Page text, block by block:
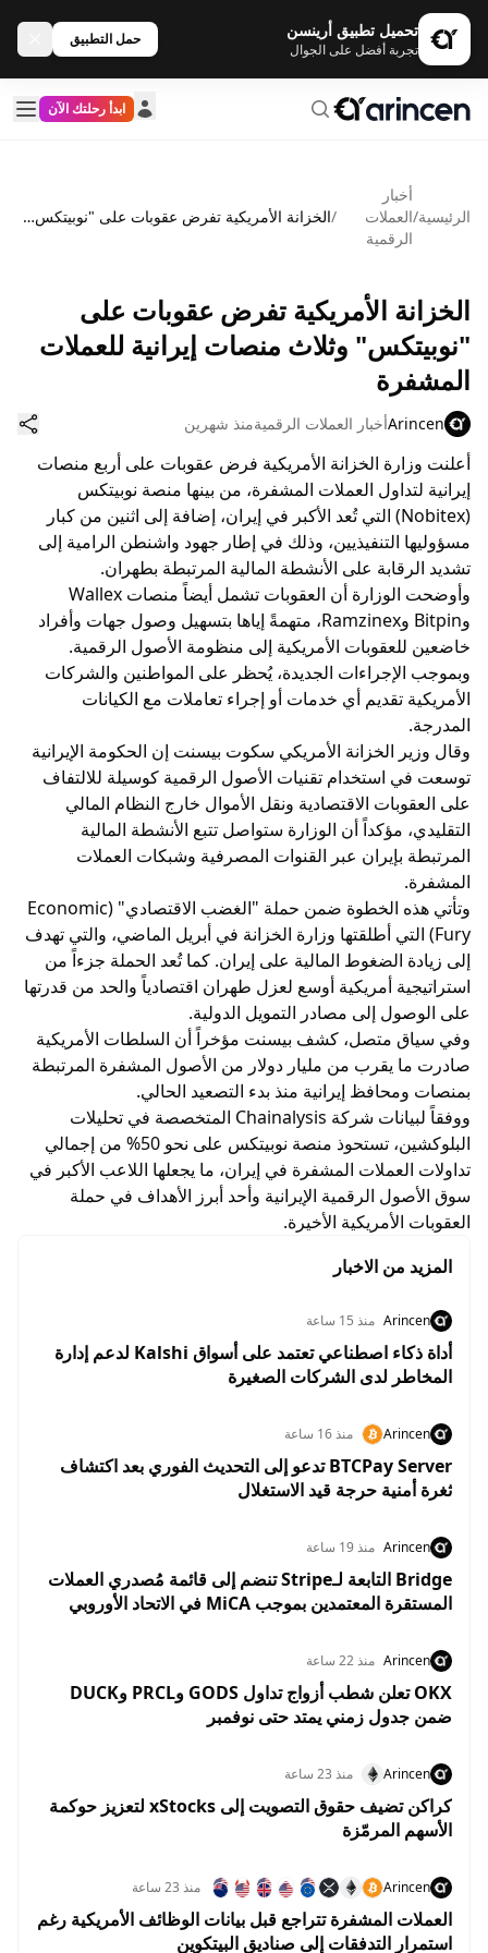
تحميل تطبيق أرينسن
تجربة أفضل على الجوال
حمل التطبيق
ابدأ رحلتك الآن
الرئيسية/
أخبار
العملات
الرقمية
/ الخزانة الأمريكية تفرض عقوبات على "نوبيتكس" وثلاث منصات إيرانية للعملات المشفرة
الخزانة الأمريكية تفرض عقوبات على
"نوبيتكس" وثلاث منصات إيرانية للعملات
المشفرة
Arincenأخبار العملات الرقميةمنذ شهرين
أعلنت وزارة الخزانة الأمريكية فرض عقوبات على أربع منصات
إيرانية لتداول العملات المشفرة، من بينها منصة نوبيتكس
(Nobitex) التي تُعد الأكبر في إيران، إضافة إلى اثنين من كبار
مسؤوليها التنفيذيين، وذلك في إطار جهود واشنطن الرامية إلى
تشديد الرقابة على الأنشطة المالية المرتبطة بطهران.
وأوضحت الوزارة أن العقوبات تشمل أيضاً منصات Wallex
وBitpin وRamzinex، متهمةً إياها بتسهيل وصول جهات وأفراد
خاضعين للعقوبات الأمريكية إلى منظومة الأصول الرقمية.
وبموجب الإجراءات الجديدة، يُحظر على المواطنين والشركات
الأمريكية تقديم أي خدمات أو إجراء تعاملات مع الكيانات
المدرجة.
وقال وزير الخزانة الأمريكي سكوت بيسنت إن الحكومة الإيرانية
توسعت في استخدام تقنيات الأصول الرقمية كوسيلة للالتفاف
على العقوبات الاقتصادية ونقل الأموال خارج النظام المالي
التقليدي، مؤكداً أن الوزارة ستواصل تتبع الأنشطة المالية
المرتبطة بإيران عبر القنوات المصرفية وشبكات العملات
المشفرة.
وتأتي هذه الخطوة ضمن حملة "الغضب الاقتصادي" (Economic
Fury) التي أطلقتها وزارة الخزانة في أبريل الماضي، والتي تهدف
إلى زيادة الضغوط المالية على إيران. كما تُعد الحملة جزءاً من
استراتيجية أمريكية أوسع لعزل طهران اقتصادياً والحد من قدرتها
على الوصول إلى مصادر التمويل الدولية.
وفي سياق متصل، كشف بيسنت مؤخراً أن السلطات الأمريكية
صادرت ما يقرب من مليار دولار من الأصول المشفرة المرتبطة
بمنصات ومحافظ إيرانية منذ بدء التصعيد الحالي.
ووفقاً لبيانات شركة Chainalysis المتخصصة في تحليلات
البلوكشين، تستحوذ منصة نوبيتكس على نحو 50% من إجمالي
تداولات العملات المشفرة في إيران، ما يجعلها اللاعب الأكبر في
سوق الأصول الرقمية الإيرانية وأحد أبرز الأهداف في حملة
العقوبات الأمريكية الأخيرة.
المزيد من الاخبار
Arincen منذ 15 ساعة
أداة ذكاء اصطناعي تعتمد على أسواق Kalshi لدعم إدارة
المخاطر لدى الشركات الصغيرة
Arincen منذ 16 ساعة
BTCPay Server تدعو إلى التحديث الفوري بعد اكتشاف
ثغرة أمنية حرجة قيد الاستغلال
Arincen منذ 19 ساعة
Bridge التابعة لـStripe تنضم إلى قائمة مُصدري العملات
المستقرة المعتمدين بموجب MiCA في الاتحاد الأوروبي
Arincen منذ 22 ساعة
OKX تعلن شطب أزواج تداول GODS وPRCL وDUCK
ضمن جدول زمني يمتد حتى نوفمبر
Arincen منذ 23 ساعة
كراكن تضيف حقوق التصويت إلى xStocks لتعزيز حوكمة
الأسهم المرمّزة
Arincen منذ 23 ساعة
العملات المشفرة تتراجع قبل بيانات الوظائف الأمريكية رغم
استمرار التدفقات إلى صناديق البيتكوين